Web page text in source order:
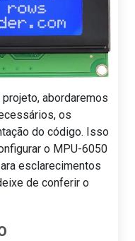
abordaremos
os
do código. Isso
o MPU-6050
esclarecimentos
de conferir o